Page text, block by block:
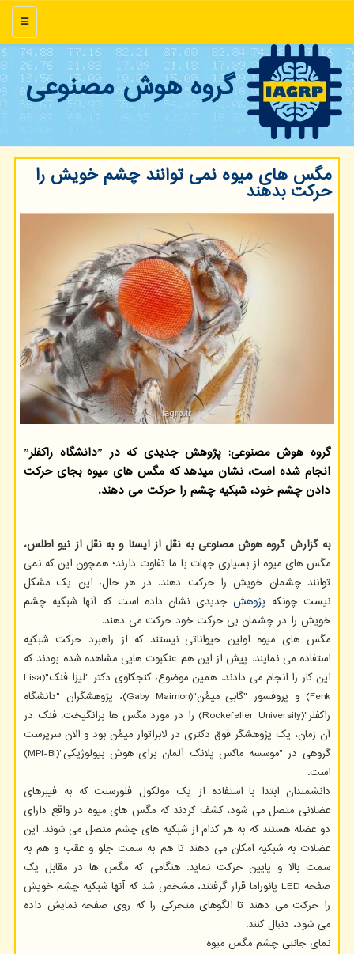
منو
گروه هوش مصنوعی
مگس های میوه نمی توانند چشم خویش را
حرکت بدهند
گروه هوش مصنوعی: پژوهش جدیدی که در ˮدانشگاه راکفلرˮ
انجام شده است، نشان میدهد که مگس های میوه بجای حرکت
دادن چشم خود، شبکیه چشم را حرکت می دهند.
به گزارش گروه هوش مصنوعی به نقل از ایسنا و به نقل از نیو اطلس،
مگس های میوه از بسیاری جهات با ما تفاوت دارند؛ همچون این که نمی
توانند چشمان خویش را حرکت دهند. در هر حال، این یک مشکل
نیست چونکه پژوهشجدیدی نشان داده است که آنها شبکیه چشم
خویش را در چشمان بی حرکت خود حرکت می دهند.
مگس های میوه اولین حیواناتی نیستند که از راهبرد حرکت شبکیه
استفاده می نمایند. پیش از این هم عنکبوت هایی مشاهده شده بودند که
این کار را انجام می دادند. همین موضوع، کنجکاوی دکتر "لیزا فنک"(Lisa
Fenk) و پروفسور "گابی میمُن"(Gaby Maimon)، پژوهشگران "دانشگاه
راکفلر"(Rockefeller University) را در مورد مگس ها برانگیخت. فنک در
آن زمان، یک پژوهشگر فوق دکتری در لابراتوار میمُن بود و الان سرپرست
گروهی در "موسسه ماکس پلانک آلمان برای هوش بیولوژیکی"(MPI-BI)
است.
دانشمندان ابتدا با استفاده از یک مولکول فلورسنت که به فیبرهای
عضلانی متصل می شود، کشف کردند که مگس های میوه در واقع دارای
دو عضله هستند که به هر کدام از شبکیه های چشم متصل می شوند. این
عضلات به شبکیه امکان می دهند تا هم به سمت جلو و عقب و هم به
سمت بالا و پایین حرکت نماید. هنگامی که مگس ها در مقابل یک
صفحه LED پانوراما قرار گرفتند، مشخص شد که آنها شبکیه چشم خویش
را حرکت می دهند تا الگوهای متحرکی را که روی صفحه نمایش داده
می شود، دنبال کنند.
نمای جانبی چشم مگس میوه